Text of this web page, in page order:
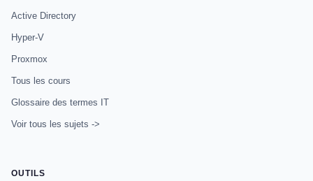
Active Directory
Hyper-V
Proxmox
Tous les cours
Glossaire des termes IT
Voir tous les sujets ->
OUTILS